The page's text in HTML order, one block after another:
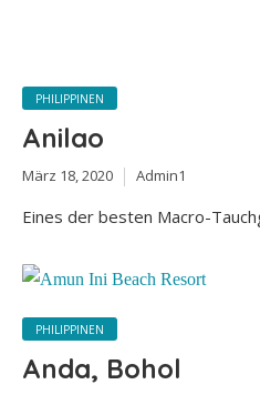
PHILIPPINEN
Anilao
März 18, 2020 Admin1
Eines der besten Macro-
PHILIPPINEN
Anda, Bohol